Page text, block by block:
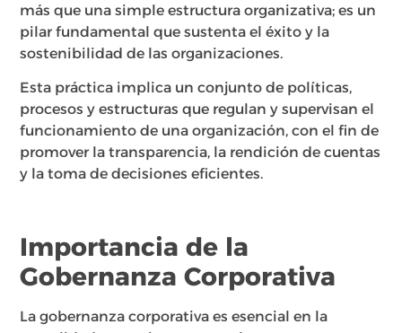
más que una simple estructura organizativa; es un
pilar fundamental que sustenta el éxito y la
sostenibilidad de las organizaciones.
Esta práctica implica un conjunto de políticas,
procesos y estructuras que regulan y supervisan el
funcionamiento de una organización, con el fin de
promover la transparencia, la rendición de cuentas
y la toma de decisiones eficientes.
Importancia de la
Gobernanza Corporativa
La gobernanza corporativa es esencial en la